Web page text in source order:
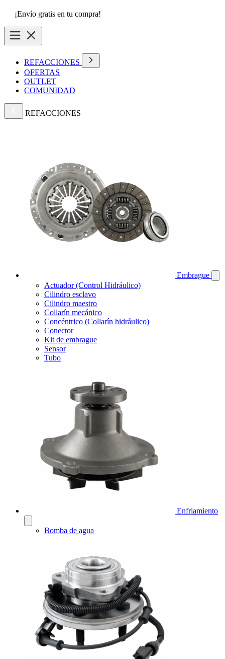
¡Envío gratis en tu compra!
REFACCIONES
OFERTAS
OUTLET
COMUNIDAD
REFACCIONES
Embrague
Actuador (Control Hidráulico)
Cilindro esclavo
Cilindro maestro
Collarín mecánico
Concéntrico (Collarín hidráulico)
Conector
Kit de embrague
Sensor
Tubo
Enfriamiento
Bomba de agua